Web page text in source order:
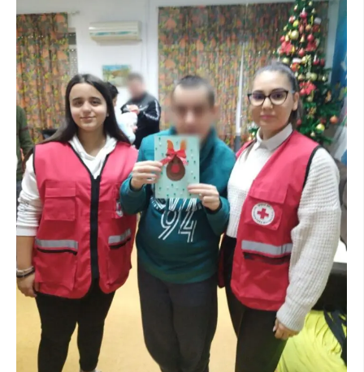
ДИСЕМИНАЦИЈА
MЕЃУНАРОДНО ХУМАНИТАРНО ПРАВО
ПРОМОЦИЈА НА ХУМАНИ ВРЕДНОСТИ
УПОТРЕБА И ЗАШТИТА НА АМБЛЕМОТ
СОЦИЈАЛНО ХУМАНИТАРНА ДЕЈНОСТ
КАКО ДА ДОНИРАТЕ
ПОДГОТВЕНОСТ И ДЕЈСТВО ПРИ КАТАСТРОФИ
ТИМОВИ НА ООЦК
СПАСИТЕЛНА СТАНИЦА ВОДНО
ПРОЕКТИ – ПОДГОТВЕНОСТ И ДЕЈСТВУВАЊЕ ПРИ КАТАСТРОФИ
ОДНОСИ СО ЈАВНОСТ
ИСТРАЖУВАЊЕ НА ЈАВНО МИСЛЕЊЕ